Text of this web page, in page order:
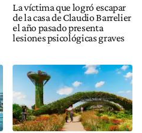
La víctima que logró escapar
de la casa de Claudio Barrelier
el año pasado presenta
lesiones psicológicas graves